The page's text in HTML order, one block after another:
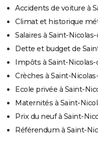
Accidents de voiture à
Climat et historique
Salaires à Saint-
Dette et budget de
Impôts à Saint-
Crèches à Saint-
Ecole privée à Saint-
Maternités à Saint-
Prix du neuf à Saint-
Référendum à Saint-